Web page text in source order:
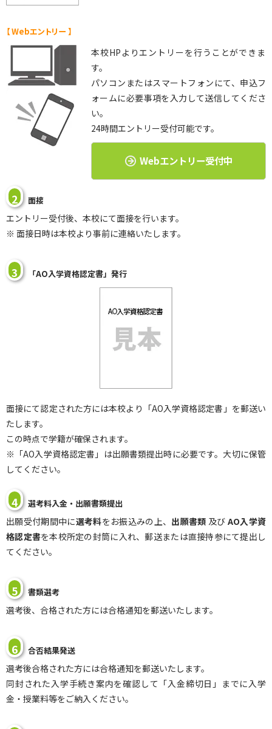
【 Webエントリー 】
本校HPよりエントリーを行うことができま
す。
パソコンまたはスマートフォンにて、申込フ
ォームに必要事項を入力して送信してくださ
い。
24時間エントリー受付可能です。
Webエントリー受付中
2 面接
エントリー受付後、本校にて面接を行います。
※ 面接日時は本校より事前に連絡いたします。
3 「AO入学資格認定書」発行
面接にて認定された方には本校より「AO入学資格認定書」を郵送い
たします。
この時点で学籍が確保されます。
※「AO入学資格認定書」は出願書類提出時に必要です。大切に保管
してください。
4 選考料入金・出願書類提出
出願受付期間中に選考料をお振込みの上、 出願書類 及びAO入学資
格認定書を本校所定の封筒に入れ、郵送または直接持参にて提出し
てください。
5 書類選考
選考後、合格された方には合格通知を郵送いたします。
6 合否結果発送
選考後合格された方には合格通知を郵送いたします。
同封された入学手続き案内を確認して「入金締切日」までに入学
金・授業料等をご納入ください。